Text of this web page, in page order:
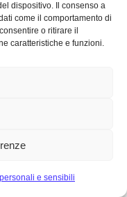
dispositivo. Il consenso a
come il comportamento di
o ritirare il
caratteristiche e funzioni.
e sensibili
Ex Tabacchificio